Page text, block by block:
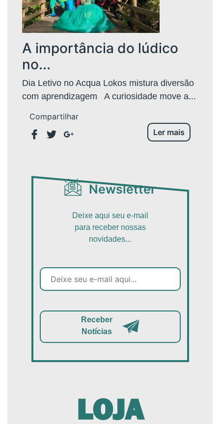
A importância do lúdico
no...
Dia Letivo no Acqua Lokos mistura diversão
com aprendizagem A curiosidade move a...
Compartilhar
Ler mais
Newsletter
Deixe aqui seu e-mail
para receber nossas
novidades...
Receber
Notícias
LOJA